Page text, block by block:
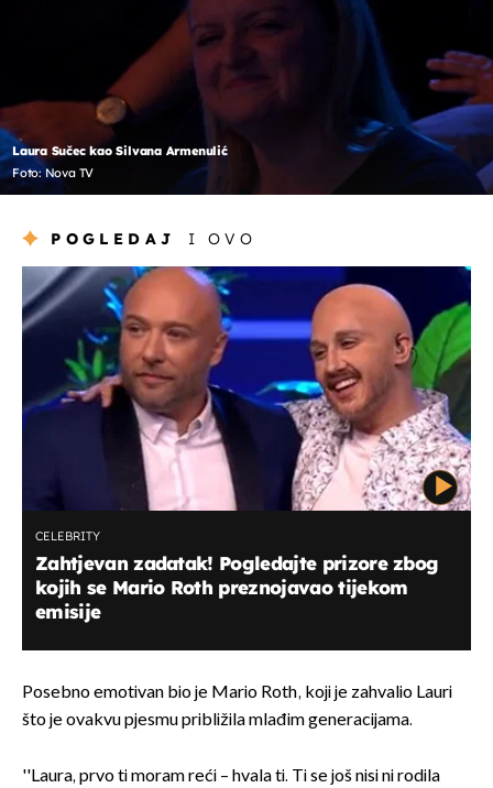
Laura Sučec kao Silvana Armenulić
Foto: Nova TV
POGLEDAJ I OVO
CELEBRITY
Zahtjevan zadatak! Pogledajte prizore zbog
kojih se Mario Roth preznojavao tijekom
emisije
Posebno emotivan bio je Mario Roth, koji je zahvalio Lauri
što je ovakvu pjesmu približila mlađim generacijama.
''Laura, prvo ti moram reći – hvala ti. Ti se još nisi ni rodila